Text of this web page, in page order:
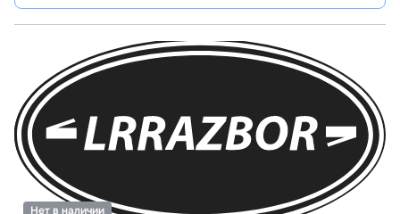
Нет в наличии